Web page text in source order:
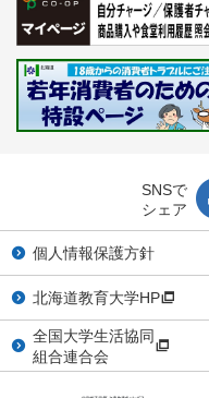
SNSで
シェア
個人情報保護方針
北海道教育大学HP
全国大学生活協同
組合連合会